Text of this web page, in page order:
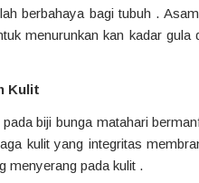
berbahaya bagi tubuh .
menurunkan kan kadar
Kulit
biji bunga matahari
kulit yang integritas
menyerang pada kulit .